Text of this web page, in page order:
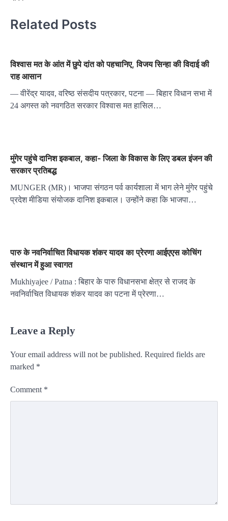
Related Posts
विश्‍वास मत के आंत में छुपे दांत को पहचानिए, विजय सिन्‍हा की विदाई की
राह आसान
— वीरेंद्र यादव, वरिष्‍ठ संसदीय पत्रकार, पटना — बिहार विधान सभा में
24 अगस्‍त को नवगठित सरकार विश्‍वास मत हासिल…
मुंगेर पहुंचे दानिश इकबाल, कहा- जिला के विकास के लिए डबल इंजन की
सरकार प्रतिबद्ध
MUNGER (MR)। भाजपा संगठन पर्व कार्यशाला में भाग लेने मुंगेर पहुंचे
प्रदेश मीडिया संयोजक दानिश इकबाल। उन्होंने कहा कि भाजपा…
पारु के नवनिर्वाचित विधायक शंकर यादव का प्रेरणा आईएएस कोचिंग
संस्थान में हुआ स्वागत
Mukhiyajee / Patna : बिहार के पारु विधानसभा क्षेत्र से राजद के
नवनिर्वाचित विधायक शंकर यादव का पटना में प्रेरणा…
Leave a Reply
Your email address will not be published. Required fields are
marked *
Comment *